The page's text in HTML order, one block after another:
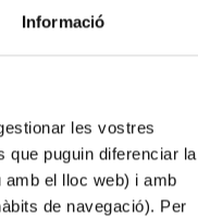
Informació
les vostres
que puguin diferenciar la
el lloc web) i amb
de navegació). Per